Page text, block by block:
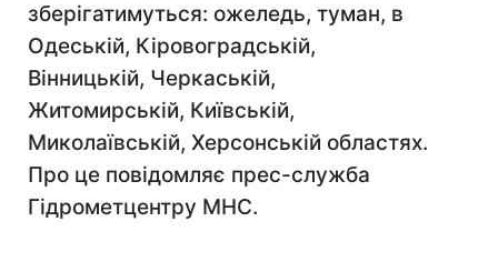
зберігатимуться: ожеледь, туман, в
Одеській, Кіровоградській,
Вінницькій, Черкаській,
Житомирській, Київській,
Миколаївській, Херсонській областях.
Про це повідомляє прес-служба
Гідрометцентру МНС.